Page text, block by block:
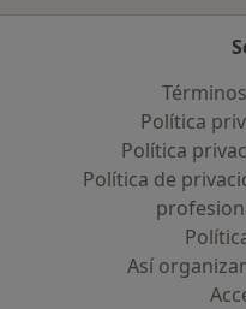
Política
Política
Política de
Así